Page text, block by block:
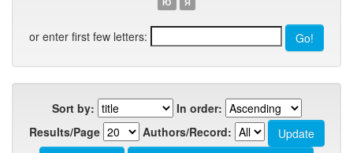
or enter first few letters:
Sort by:
In order:
Results/Page
Authors/Record: